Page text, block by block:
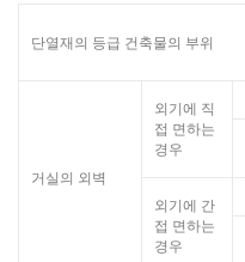
단열재의 등급 건축물의 부위
거실의 외벽
외기에 직
접 면하는
경우
외기에 간
접 면하는
경우